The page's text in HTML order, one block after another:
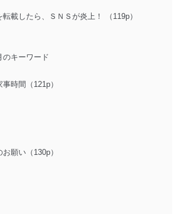
載したら、ＳＮＳが炎上！ （119p）
のキーワード
時間（121p）
願い（130p）